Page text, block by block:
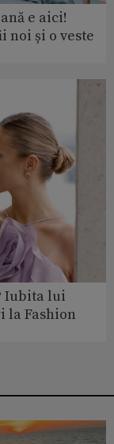
e aici!
noi și o veste
Iubita lui
la Fashion